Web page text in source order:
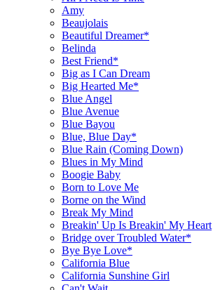
Amy
Beaujolais
Beautiful Dreamer*
Belinda
Best Friend*
Big as I Can Dream
Big Hearted Me*
Blue Angel
Blue Avenue
Blue Bayou
Blue, Blue Day*
Blue Rain (Coming Down)
Blues in My Mind
Boogie Baby
Born to Love Me
Borne on the Wind
Break My Mind
Breakin' Up Is Breakin' My Heart
Bridge over Troubled Water*
Bye Bye Love*
California Blue
California Sunshine Girl